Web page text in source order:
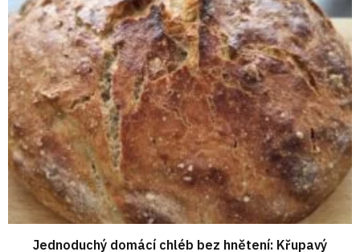
Jednoduchý domácí chléb bez hnětení: Křupavý